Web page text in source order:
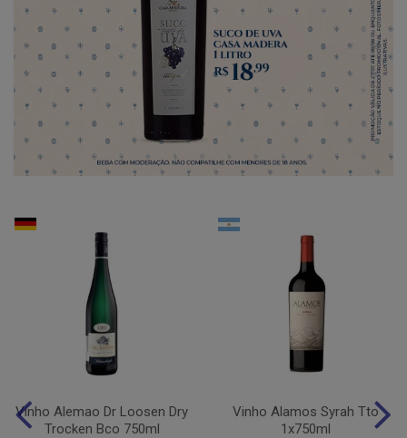
Vinho Alemao Dr Loosen Dry
Trocken Bco 750ml
Vinho Alamos Syrah Tto
1x750ml